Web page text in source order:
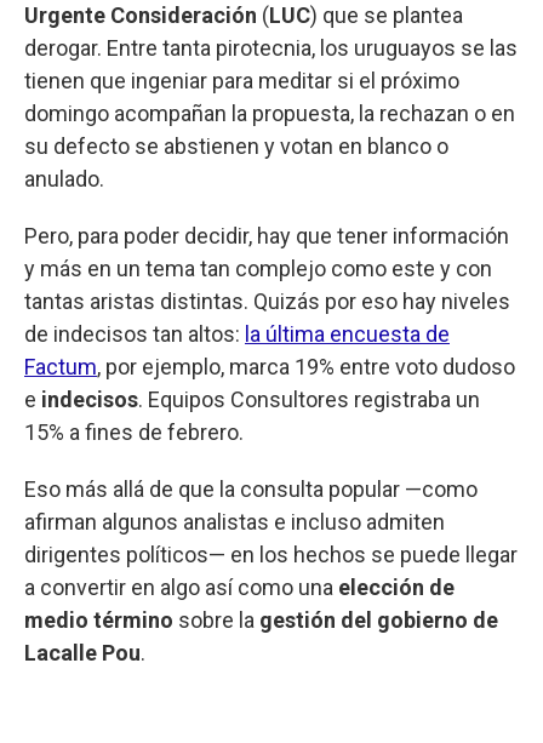
Urgente Consideración (LUC) que se plantea
derogar. Entre tanta pirotecnia, los uruguayos se las
tienen que ingeniar para meditar si el próximo
domingo acompañan la propuesta, la rechazan o en
su defecto se abstienen y votan en blanco o
anulado.
Pero, para poder decidir, hay que tener información
y más en un tema tan complejo como este y con
tantas aristas distintas. Quizás por eso hay niveles
de indecisos tan altos: la última encuesta de
Factum, por ejemplo, marca 19% entre voto dudoso
e indecisos. Equipos Consultores registraba un
15% a fines de febrero.
Eso más allá de que la consulta popular —como
afirman algunos analistas e incluso admiten
dirigentes políticos— en los hechos se puede llegar
a convertir en algo así como una elección de
medio término sobre la gestión del gobierno de
Lacalle Pou.